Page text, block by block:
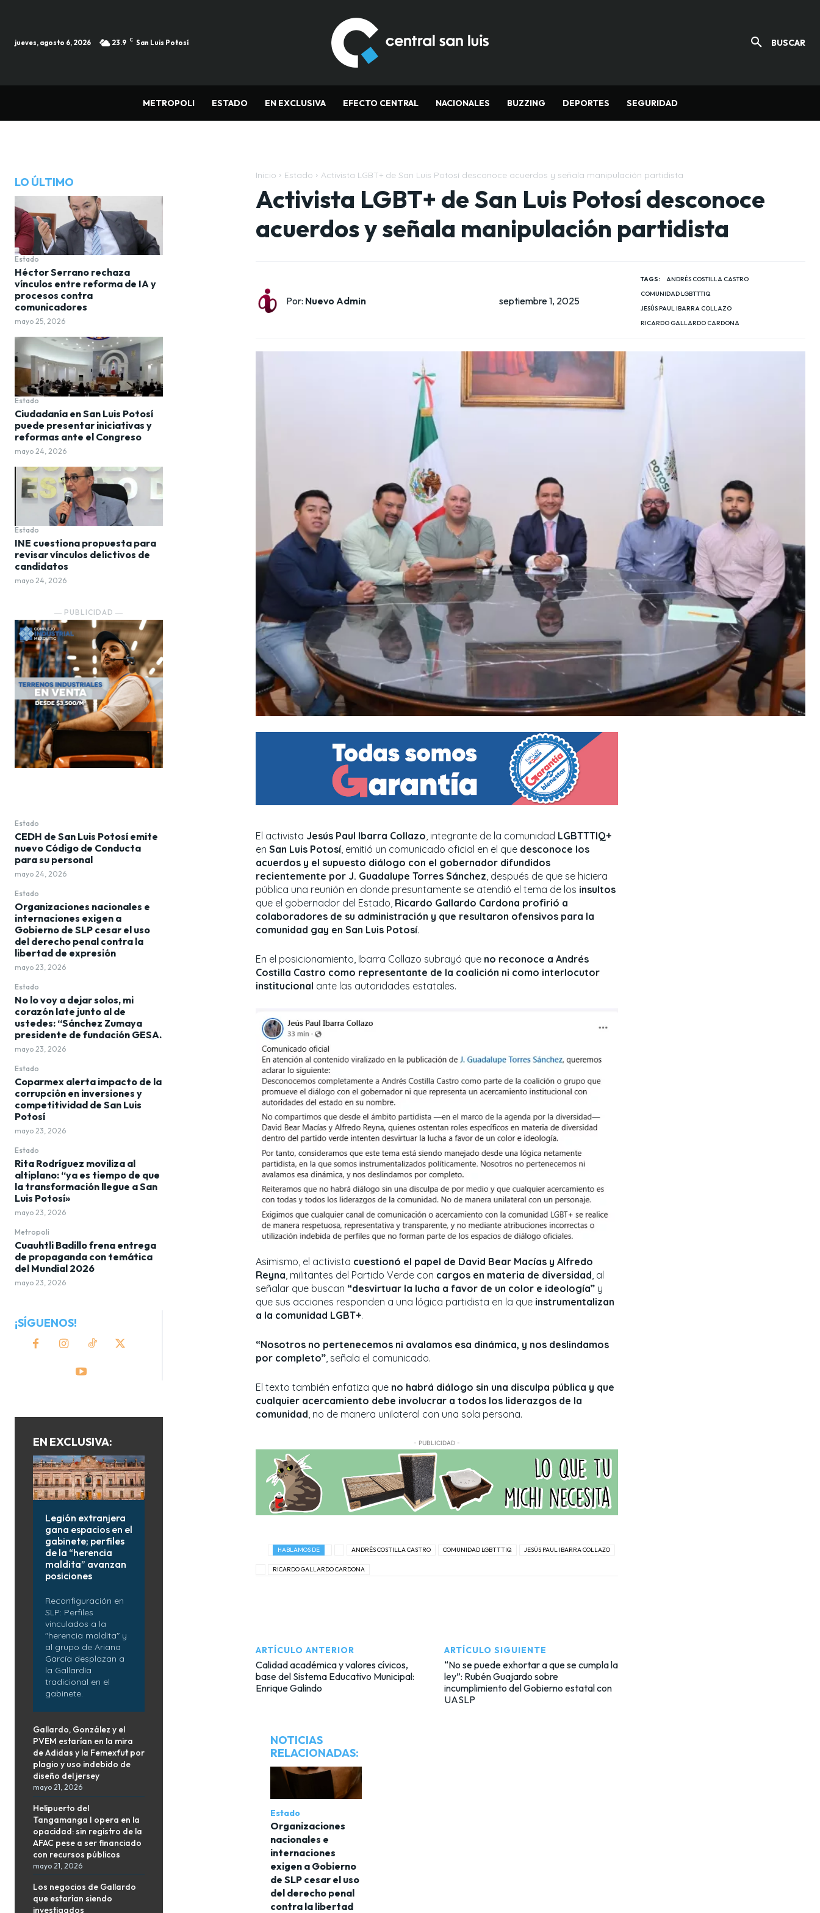
jueves, agosto 6, 2026 23.9 C San Luis Potosí BUSCAR
METROPOLI ESTADO EN EXCLUSIVA EFECTO CENTRAL NACIONALES BUZZING DEPORTES SEGURIDAD
LO ÚLTIMO
Estado
Héctor Serrano rechaza
vínculos entre reforma de IA y
procesos contra
comunicadores
mayo 25, 2026
Estado
Ciudadanía en San Luis Potosí
puede presentar iniciativas y
reformas ante el Congreso
mayo 24, 2026
Estado
INE cuestiona propuesta para
revisar vínculos delictivos de
candidatos
mayo 24, 2026
― PUBLICIDAD ―
Estado
CEDH de San Luis Potosí emite
nuevo Código de Conducta
para su personal
mayo 24, 2026
Estado
Organizaciones nacionales e
internaciones exigen a
Gobierno de SLP cesar el uso
del derecho penal contra la
libertad de expresión
mayo 23, 2026
Estado
No lo voy a dejar solos, mi
corazón late junto al de
ustedes: “Sánchez Zumaya
presidente de fundación GESA.
mayo 23, 2026
Estado
Coparmex alerta impacto de la
corrupción en inversiones y
competitividad de San Luis
Potosí
mayo 23, 2026
Estado
Rita Rodríguez moviliza al
altiplano: “ya es tiempo de que
la transformación llegue a San
Luis Potosí»
mayo 23, 2026
Metropoli
Cuauhtli Badillo frena entrega
de propaganda con temática
del Mundial 2026
mayo 23, 2026
¡SÍGUENOS!
EN EXCLUSIVA:
Legión extranjera
gana espacios en el
gabinete; perfiles
de la “herencia
maldita” avanzan
posiciones
Reconfiguración en
SLP: Perfiles
vinculados a la
"herencia maldita" y
al grupo de Ariana
García desplazan a
la Gallardía
tradicional en el
gabinete.
Gallardo, González y el
PVEM estarían en la mira
de Adidas y la Femexfut por
plagio y uso indebido de
diseño del jersey
mayo 21, 2026
Helipuerto del
Tangamanga I opera en la
opacidad: sin registro de la
AFAC pese a ser financiado
con recursos públicos
mayo 21, 2026
Los negocios de Gallardo
que estarían siendo
investigados
Inicio Estado Activista LGBT+ de San Luis Potosí desconoce acuerdos y señala manipulación partidista
Activista LGBT+ de San Luis Potosí desconoce
acuerdos y señala manipulación partidista
Por: Nuevo Admin septiembre 1, 2025
TAGS:
ANDRÉS COSTILLA CASTRO
COMUNIDAD LGBTTTIQ
JESÚS PAUL IBARRA COLLAZO
RICARDO GALLARDO CARDONA
El activista Jesús Paul Ibarra Collazo, integrante de la comunidad LGBTTTIQ+
en San Luis Potosí, emitió un comunicado oficial en el que desconoce los
acuerdos y el supuesto diálogo con el gobernador difundidos
recientemente por J. Guadalupe Torres Sánchez, después de que se hiciera
pública una reunión en donde presuntamente se atendió el tema de los insultos
que el gobernador del Estado, Ricardo Gallardo Cardona profirió a
colaboradores de su administración y que resultaron ofensivos para la
comunidad gay en San Luis Potosí.
En el posicionamiento, Ibarra Collazo subrayó que no reconoce a Andrés
Costilla Castro como representante de la coalición ni como interlocutor
institucional ante las autoridades estatales.
Asimismo, el activista cuestionó el papel de David Bear Macías y Alfredo
Reyna, militantes del Partido Verde con cargos en materia de diversidad, al
señalar que buscan “desvirtuar la lucha a favor de un color e ideología”y
que sus acciones responden a una lógica partidista en la queinstrumentalizan
a la comunidad LGBT+.
“Nosotros no pertenecemos ni avalamos esa dinámica, y nos deslindamos
por completo”, señala el comunicado.
El texto también enfatiza queno habrá diálogo sin una disculpa pública y que
cualquier acercamiento debe involucrar a todos los liderazgos de la
comunidad, no de manera unilateral con una sola persona.
- PUBLICIDAD -
HABLAMOS DE ANDRÉS COSTILLA CASTRO COMUNIDAD LGBTTTIQ JESÚS PAUL IBARRA COLLAZO
RICARDO GALLARDO CARDONA
ARTÍCULO ANTERIOR
Calidad académica y valores cívicos,
base del Sistema Educativo Municipal:
Enrique Galindo
ARTÍCULO SIGUIENTE
“No se puede exhortar a que se cumpla la
ley”: Rubén Guajardo sobre
incumplimiento del Gobierno estatal con
UASLP
NOTICIAS
RELACIONADAS:
Estado
Organizaciones
nacionales e
internaciones
exigen a Gobierno
de SLP cesar el uso
del derecho penal
contra la libertad